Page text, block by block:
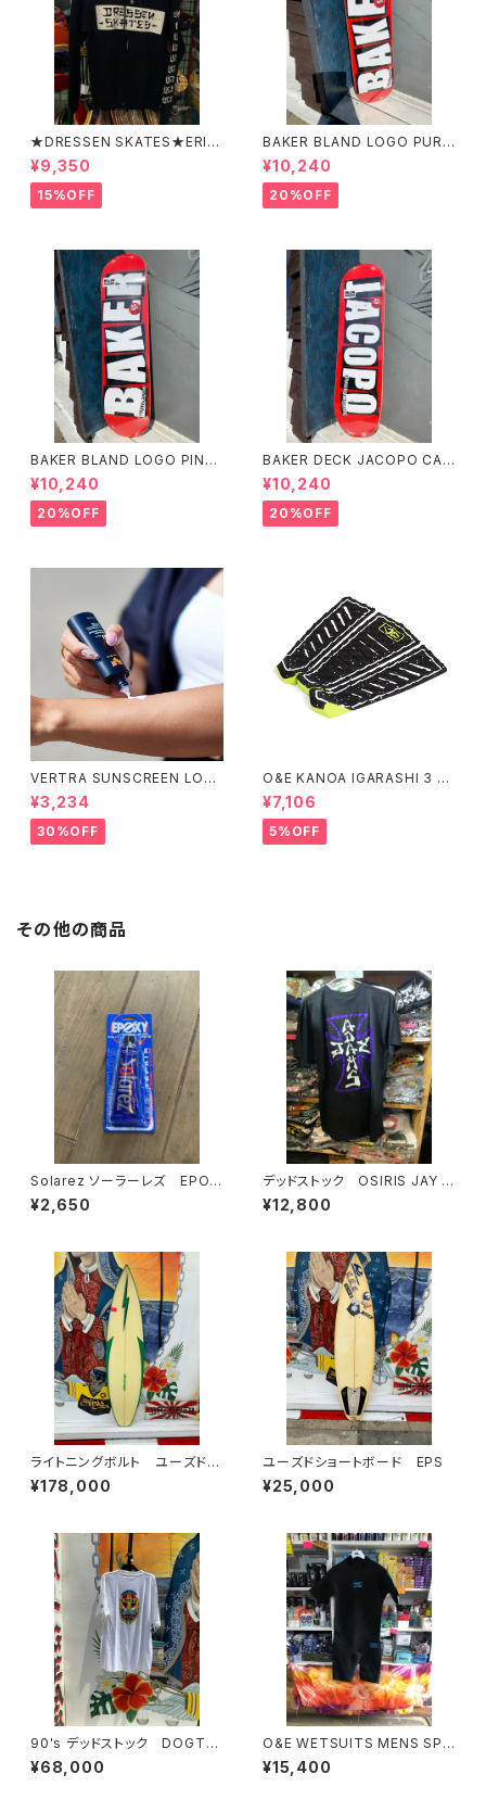
★DRESSEN SKATES★ERIC
DRESSEN BLACK ZIP HOO
D PARKER ドレッセンスケーツ
スケート エリックドレッセン
ブラック フードパーカー フー
¥9,350
15%OFF
BAKER BLAND LOGO PURP
LE DECK 8.0 ベイカー ブラ
ンド ロゴ パープル デッ
キ 8インチ スケートボード ス
ケボー
¥10,240
20%OFF
BAKER BLAND LOGO PINK
DECK 8.0 ベイカー ブラン
ド ロゴ デッキ ピンク 8イ
ンチ スケートボード スケボー
¥10,240
20%OFF
BAKER DECK JACOPO CAR
OZZI BRAND LOGO 8.25 ベ
イカー デッキ ジェイコープ ブ
ランド ロゴ スケートボード
スケボー
¥10,240
20%OFF
VERTRA SUNSCREEN LOTI
ON WHITE SPF 44＃
¥3,234
30%OFF
O&E KANOA IGARASHI 3 PI
ECE BLACK/LIME｜PRO SE
RIES
¥7,106
5%OFF
その他の商品
Solarez ソーラーレズ EPOX
Y DING REPAIR リペア サー
フィン サーフボード リペア
¥2,650
デッドストック OSIRIS JAY A
DAMS
¥12,800
ライトニングボルト ユーズド
新中古 サーフボード ショー
トボード
¥178,000
ユーズドショートボード EPS
¥25,000
90's デッドストック DOGTO
WN
¥68,000
O&E WETSUITS MENS SPR
ING SUIT 2/2mm スプリン
グ ウエットスーツ｜メンズ
¥15,400